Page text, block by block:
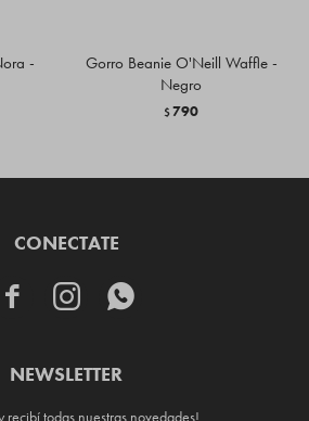
-
Gorro Beanie O'Neill Waffle -
Negro
$790
CONECTATE
  
NEWSLETTER
recibí todas nuestras novedades!